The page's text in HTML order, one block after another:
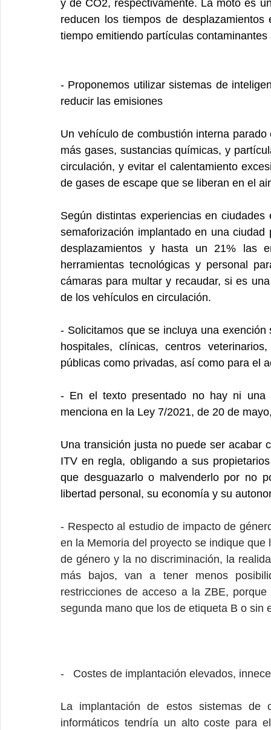
y de CO2, respectivamente. La moto es
reducen los tiempos de
tiempo emitiendo partículas contaminantes
- Proponemos utilizar sistemas de
reducir las emisiones
Un vehículo de combustión interna
más gases, sustancias químicas, y
circulación, y evitar el calentamiento
de gases de escape que se liberan en el
Según distintas experiencias en
semaforización implantado en una
desplazamientos y hasta un 21% las
herramientas tecnológicas y personal
cámaras para multar y recaudar, si es
de los vehículos en circulación.
- Solicitamos que se incluya una
hospitales, clínicas, centros
públicas como privadas, así como para el
- En el texto presentado no hay ni
menciona en la Ley 7/2021, de 20 de
Una transición justa no puede ser acabar
ITV en regla, obligando a sus
que desguazarlo o malvenderlo por no
libertad personal, su economía y su
- Respecto al estudio de impacto de
en la Memoria del proyecto se indique
de género y la no discriminación, la
más bajos, van a tener menos
restricciones de acceso a la ZBE,
segunda mano que los de etiqueta B o sin
-   Costes de implantación elevados,
La implantación de estos sistemas de
informáticos tendría un alto coste para